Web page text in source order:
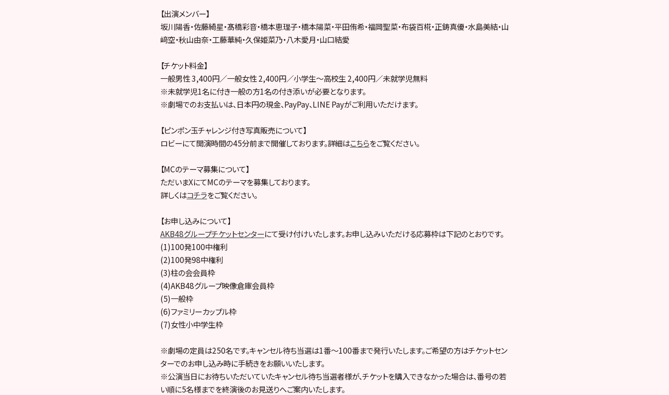
【出演メンバー】
坂川陽香・佐藤綺星・髙橋彩音・橋本恵理子・橋本陽菜・平田侑希・福岡聖菜・布袋百椛・正鋳真優・水島美結・山
﨑空・秋山由奈・工藤華純・久保姫菜乃・八木愛月・山口結愛
【チケット料金】
一般男性 3,400円／一般女性 2,400円／小学生～高校生 2,400円／未就学児無料
※未就学児1名に付き一般の方1名の付き添いが必要となります。
※劇場でのお支払いは、日本円の現金、PayPay、LINE Payがご利用いただけます。
【ピンポン玉チャレンジ付き写真販売について】
ロビーにて開演時間の45分前まで開催しております。詳細はこちらをご覧ください。
【MCのテーマ募集について】
ただいまXにてMCのテーマを募集しております。
詳しくはコチラをご覧ください。
【お申し込みについて】
AKB48グループチケットセンターにて受け付けいたします。お申し込みいただける応募枠は下記のとおりです。
(1)100発100中権利
(2)100発98中権利
(3)柱の会会員枠
(4)AKB48グループ映像倉庫会員枠
(5)一般枠
(6)ファミリーカップル枠
(7)女性小中学生枠
※劇場の定員は250名です。キャンセル待ち当選は1番～100番まで発行いたします。ご希望の方はチケットセン
ターでのお申し込み時に手続きをお願いいたします。
※公演当日にお待ちいただいていたキャンセル待ち当選者様が、チケットを購入できなかった場合は、番号の若
い順に5名様までを終演後のお見送りへご案内いたします。